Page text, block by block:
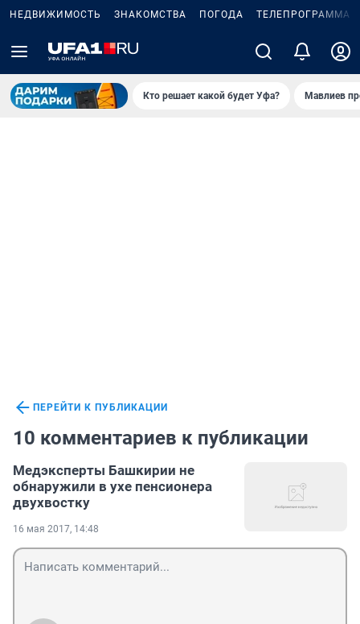
НЕДВИЖИМОСТЬ ЗНАКОМСТВА ПОГОДА ТЕЛЕПРОГРАММА
Кто решает какой будет Уфа? Мавлиев
ПЕРЕЙТИ К ПУБЛИКАЦИИ
10 комментариев к публикации
Медэксперты Башкирии не
обнаружили в ухе пенсионера
двухвостку
16 мая 2017, 14:48